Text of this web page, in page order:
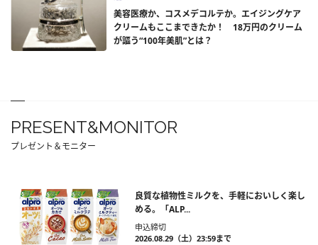
美容医療か、コスメデコルテか。エイジングケア
クリームもここまできたか！ 18万円のクリーム
が謳う“100年美肌”とは？
PRESENT&MONITOR
プレゼント＆モニター
良質な植物性ミルクを、手軽においしく楽し
める。「ALP...
申込締切
2026.08.29（土）23:59まで